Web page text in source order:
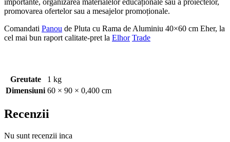
importante, organizarea materialelor educaționale sau a proiectelor,
promovarea ofertelor sau a mesajelor promoționale.
Comandati Panou de Pluta cu Rama de Aluminiu 40×60 cm Eher, la
cel mai bun raport calitate-pret la Elhor Trade
Greutate
1 kg
Dimensiuni 60 × 90 × 0,400 cm
Recenzii
Nu sunt recenzii inca